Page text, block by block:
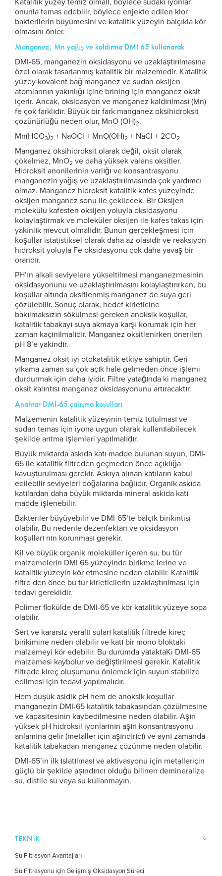
Katalitik yüzey temiz olmalı, böylece sudaki iyonlar
onunla temas edebilir, böylece enjekte edilen klor
bakterilerin büyümesini ve katalitik yüzeyin balçıkla kör
olmasını önler.
Manganez, Mn yağış ve kaldırma DMI 65 kullanarak
DMI-65, manganezin oksidasyonu ve uzaklaştırılmasına
özel olarak tasarlanmış katalitik bir malzemedir. Katalitik
yüzey kovalent bağ manganez ve sudan oksijen
atomlarının yakınlığı içine brining için manganez oksit
içerir. Ancak, oksidasyon ve manganez kaldırılması (Mn)
fe çok farklıdır. Büyük bir fark manganez oksihidroksit
çözünürlüğü neden olur, MnO (OH)2.
Mn(HCO3)2 + NaOCl + MnO(OH)2 + NaCl + 2CO2
Manganez oksihidroksit olarak değil, oksit olarak
çökelmez, MnO2 ve daha yüksek valens oksitler.
Hidroksit anonilerinin varlığı ve konsantrasyonu
manganezin yağış ve uzaklaştırılmasında çok yardımcı
olmaz. Manganez hidroksit katalitik kafes yüzeyinde
oksijen manganez sonu ile çekilecek. Bir Oksijen
molekülü kafesten oksijen yoluyla oksidasyonu
kolaylaştırmak ve moleküler oksijen ile kafes takas için
yakınlık mevcut olmalıdır. Bunun gerçekleşmesi için
koşullar istatistiksel olarak daha az olasıdır ve reaksiyon
hidroksit yoluyla Fe oksidasyonu çok daha yavaş bir
orandır.
PH’ın alkali seviyelere yükseltilmesi manganezmesinin
oksidasyonunu ve uzaklaştırılmasını kolaylaştırırken, bu
koşullar altında oksitlenmiş manganez de suya geri
çözülebilir. Sonuç olarak, hedef kirleticine
bakılmaksızın sökülmesi gereken anoksik koşullar,
katalitik tabakayı suya akmaya karşı korumak için her
zaman kaçınılmalıdır. Manganez oksitlenirken önerilen
pH 8’e yakındır.
Manganez oksit iyi otokatalitik etkiye sahiptir. Geri
yıkama zaman su çok açık hale gelmeden önce işlemi
durdurmak için daha iyidir. Filtre yatağında ki manganez
oksit kalıntısı manganez oksidasyonunu artıracaktır.
Anahtar DMI-65 çalışma koşulları
Malzemenin katalitik yüzeyinin temiz tutulması ve
sudan temas için iyona uygun olarak kullanılabilecek
şekilde arıtma işlemleri yapılmalıdır.
Büyük miktarda askıda katı madde bulunan suyun, DMI-
65 ile katalitik filtreden geçmeden önce açıklığa
kavuşturulması gerekir. Askıya alınan katıların kabul
edilebilir seviyeleri doğalarına bağlıdır. Organik askıda
katılardan daha büyük miktarda mineral askıda katı
madde işlenebilir.
Bakteriler büyüyebilir ve DMI-65’te balçık birikintisi
olabilir. Bu nedenle dezenfektan ve oksidasyon
koşulları nın korunması gerekir.
Kil ve büyük organik moleküller içeren su, bu tür
malzemelerin DMI 65 yüzeyinde birikme lerine ve
katalitik yüzeyin kör etmesine neden olabilir. Katalitik
filtre den önce bu tür kirleticilerin uzaklaştırılması için
tedavi gereklidir.
Polimer flokülde de DMI-65 ve kör katalitik yüzeye sopa
olabilir.
Sert ve kararsız yeraltı suları katalitik filtrede kireç
birikimine neden olabilir ve katı bir mono bloktaki
malzemeyi kör edebilir. Bu durumda yataktaKi DMI-65
malzemesi kaybolur ve değiştirilmesi gerekir. Katalitik
filtrede kireç oluşumunu önlemek için suyun stabilize
edilmesi için tedavi yapılmalıdır.
Hem düşük asidik pH hem de anoksik koşullar
manganezin DMI-65 katalitik tabakasından çözülmesine
ve kapasitesinin kaybedilmesine neden olabilir. Aşırı
yüksek pH hidroksil iyonlarının aşırı konsantrasyonu
anlamına gelir (metaller için aşındırıcı) ve aynı zamanda
katalitik tabakadan manganez çözünme neden olabilir.
DMI-65’in ilk ıslatılması ve aktivasyonu için metalleriçin
güçlü bir şekilde aşındırıcı olduğu bilinen demineralize
su, distile su veya su kullanmayın.
TEKNIK
Su Filtrasyon Avantajları
Su Filtrasyonu için Gelişmiş Oksidasyon Süreci